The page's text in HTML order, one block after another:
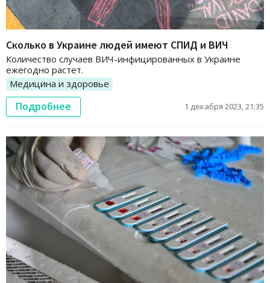
Сколько в Украине людей имеют СПИД и ВИЧ
Количество случаев ВИЧ-инфицированных в Украине
ежегодно растет.
Медицина и здоровье
Подробнее 1 декабря 2023, 21:35